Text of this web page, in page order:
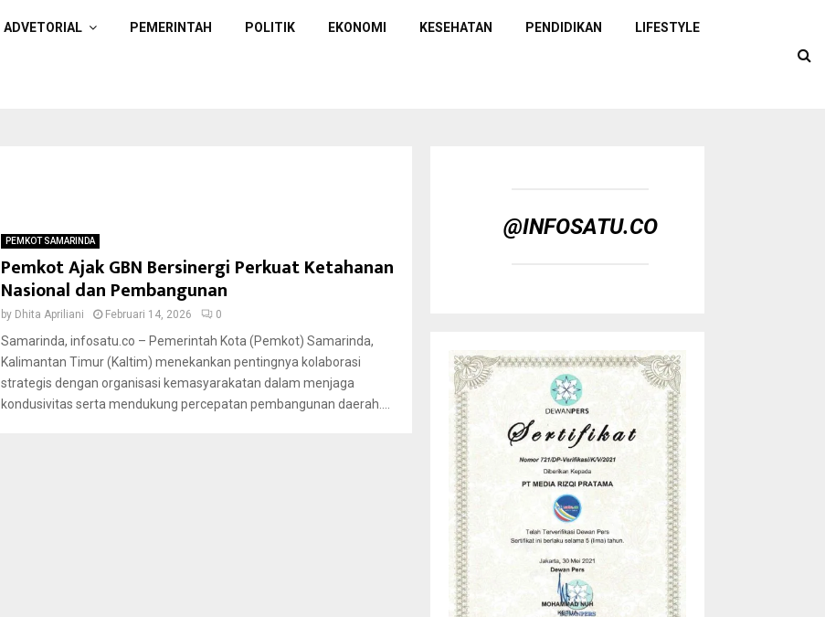
ADVETORIAL PEMERINTAH POLITIK EKONOMI KESEHATAN PENDIDIKAN LIFESTYLE
PEMKOT SAMARINDA
Pemkot Ajak GBN Bersinergi Perkuat Ketahanan
Nasional dan Pembangunan
by Dhita Apriliani Februari 14, 2026 0
Samarinda, infosatu.co – Pemerintah Kota (Pemkot) Samarinda,
Kalimantan Timur (Kaltim) menekankan pentingnya kolaborasi
strategis dengan organisasi kemasyarakatan dalam menjaga
kondusivitas serta mendukung percepatan pembangunan daerah....
@INFOSATU.CO